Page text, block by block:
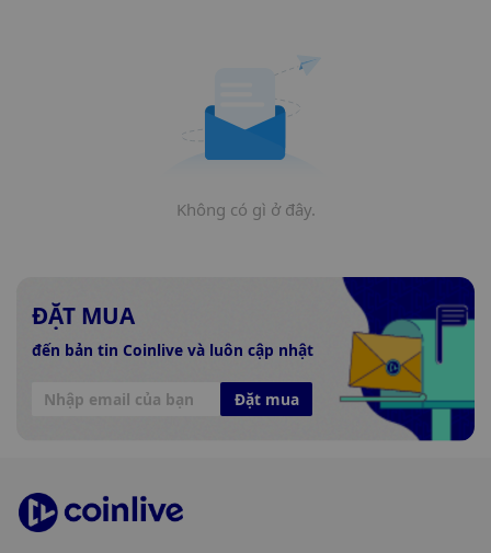
Không có gì ở đây.
ĐẶT MUA
đến bản tin Coinlive và luôn cập nhật
Đặt mua